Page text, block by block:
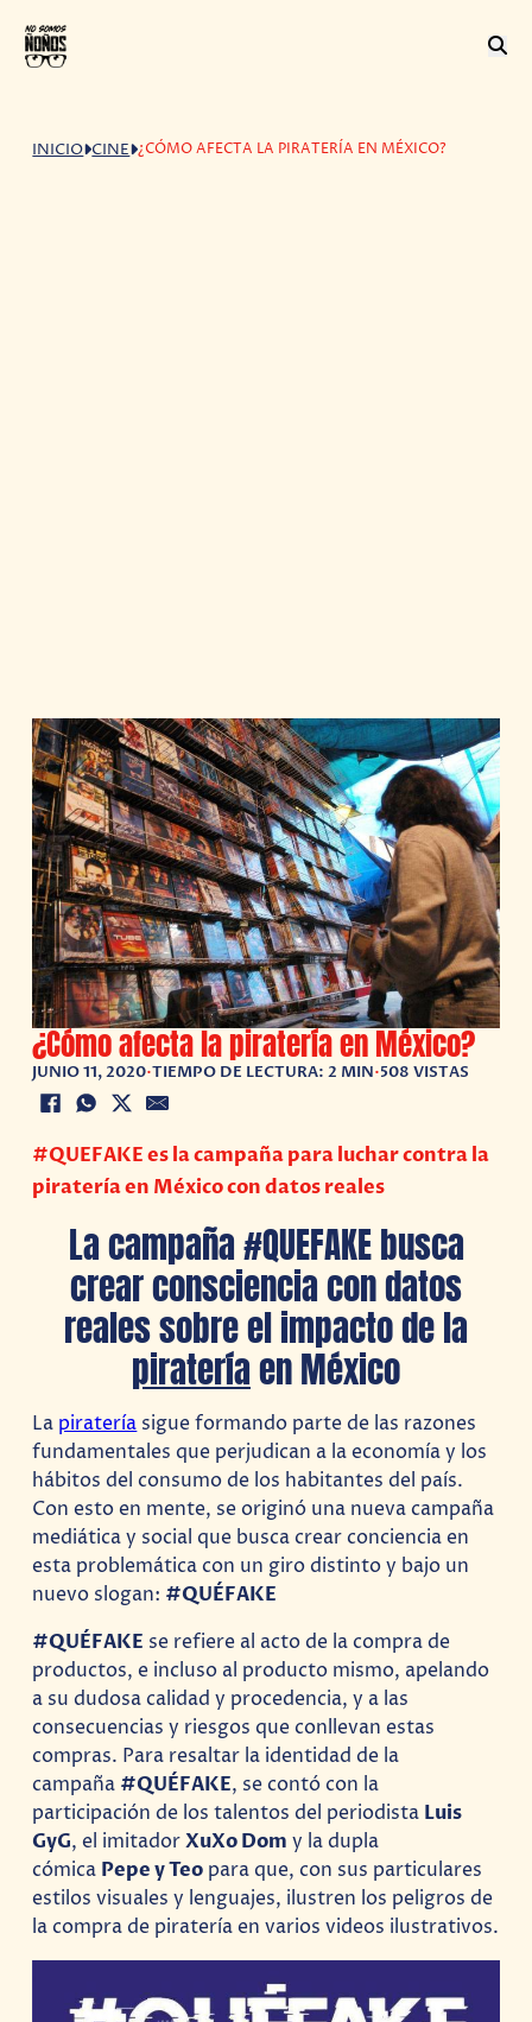
INICIO CINE ¿CÓMO AFECTA LA PIRATERÍA EN MÉXICO?
¿Cómo afecta la piratería en México?
JUNIO 11, 2020•TIEMPO DE LECTURA: 2 MIN•508 VISTAS
#QUEFAKE es la campaña para luchar contra la
piratería en México con datos reales
La campaña #QUEFAKE busca
crear consciencia con datos
reales sobre el impacto de la
pirateríaen México
La piratería sigue formando parte de las razones
fundamentales que perjudican a la economía y los
hábitos del consumo de los habitantes del país.
Con esto en mente, se originó una nueva campaña
mediática y social que busca crear conciencia en
esta problemática con un giro distinto y bajo un
nuevo slogan: #QUÉFAKE
#QUÉFAKE se refiere al acto de la compra de
productos, e incluso al producto mismo, apelando
a su dudosa calidad y procedencia, y a las
consecuencias y riesgos que conllevan estas
compras. Para resaltar la identidad de la
campaña #QUÉFAKE, se contó con la
participación de los talentos del periodista Luis
GyG, el imitadorXuXo Dom y la dupla
cómica Pepe y Teo para que, con sus particulares
estilos visuales y lenguajes, ilustren los peligros de
la compra de piratería en varios videos ilustrativos.